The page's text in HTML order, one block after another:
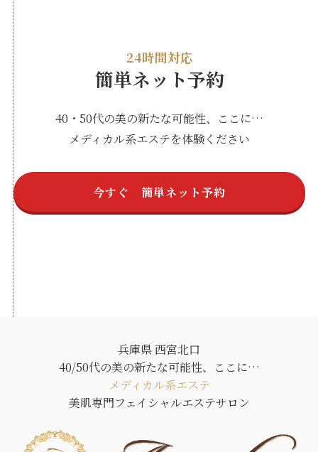
24時間対応
簡単ネット予約
40・50代の美の新たな可能性、ここに…
メディカル系エステを体験ください
今すぐ 簡単ネット予約
兵庫県 西宮北口
40/50代の美の新たな可能性、ここに…
メディカル系エステ
美肌専門フェイシャルエステサロン